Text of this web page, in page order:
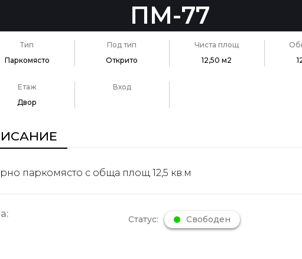
ПМ-77
Тип
Паркомясто
Под тип
Открито
Чиста площ
12,50 м2
Етаж
Двор
Вход
паркомясто с обща площ 12,5 кв.м
Статус: Свободен